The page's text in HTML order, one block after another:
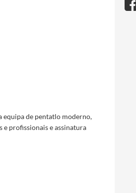
equipa de pentatlo moderno,
e profissionais e assinatura